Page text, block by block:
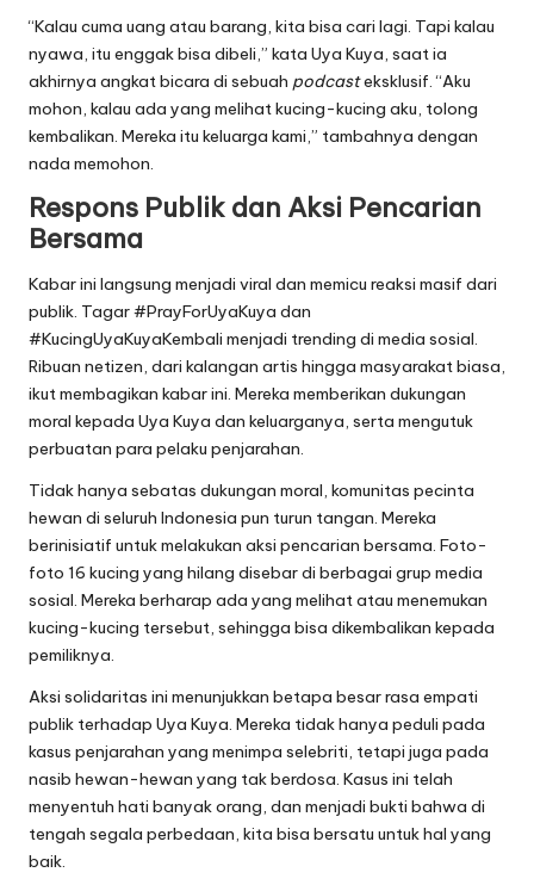
“Kalau cuma uang atau barang, kita bisa cari lagi. Tapi kalau
nyawa, itu enggak bisa dibeli,” kata Uya Kuya, saat ia
akhirnya angkat bicara di sebuah podcasteksklusif. “Aku
mohon, kalau ada yang melihat kucing-kucing aku, tolong
kembalikan. Mereka itu keluarga kami,” tambahnya dengan
nada memohon.
Respons Publik dan Aksi Pencarian
Bersama
Kabar ini langsung menjadi viral dan memicu reaksi masif dari
publik. Tagar #PrayForUyaKuya dan
#KucingUyaKuyaKembali menjadi trending di media sosial.
Ribuan netizen, dari kalangan artis hingga masyarakat biasa,
ikut membagikan kabar ini. Mereka memberikan dukungan
moral kepada Uya Kuya dan keluarganya, serta mengutuk
perbuatan para pelaku penjarahan.
Tidak hanya sebatas dukungan moral, komunitas pecinta
hewan di seluruh Indonesia pun turun tangan. Mereka
berinisiatif untuk melakukan aksi pencarian bersama. Foto-
foto 16 kucing yang hilang disebar di berbagai grup media
sosial. Mereka berharap ada yang melihat atau menemukan
kucing-kucing tersebut, sehingga bisa dikembalikan kepada
pemiliknya.
Aksi solidaritas ini menunjukkan betapa besar rasa empati
publik terhadap Uya Kuya. Mereka tidak hanya peduli pada
kasus penjarahan yang menimpa selebriti, tetapi juga pada
nasib hewan-hewan yang tak berdosa. Kasus ini telah
menyentuh hati banyak orang, dan menjadi bukti bahwa di
tengah segala perbedaan, kita bisa bersatu untuk hal yang
baik.